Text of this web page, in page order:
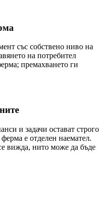
със собствено ниво на
на потребител
премахването ги
и задачи остават строго
е отделен наемател.
вижда, нито може да бъде